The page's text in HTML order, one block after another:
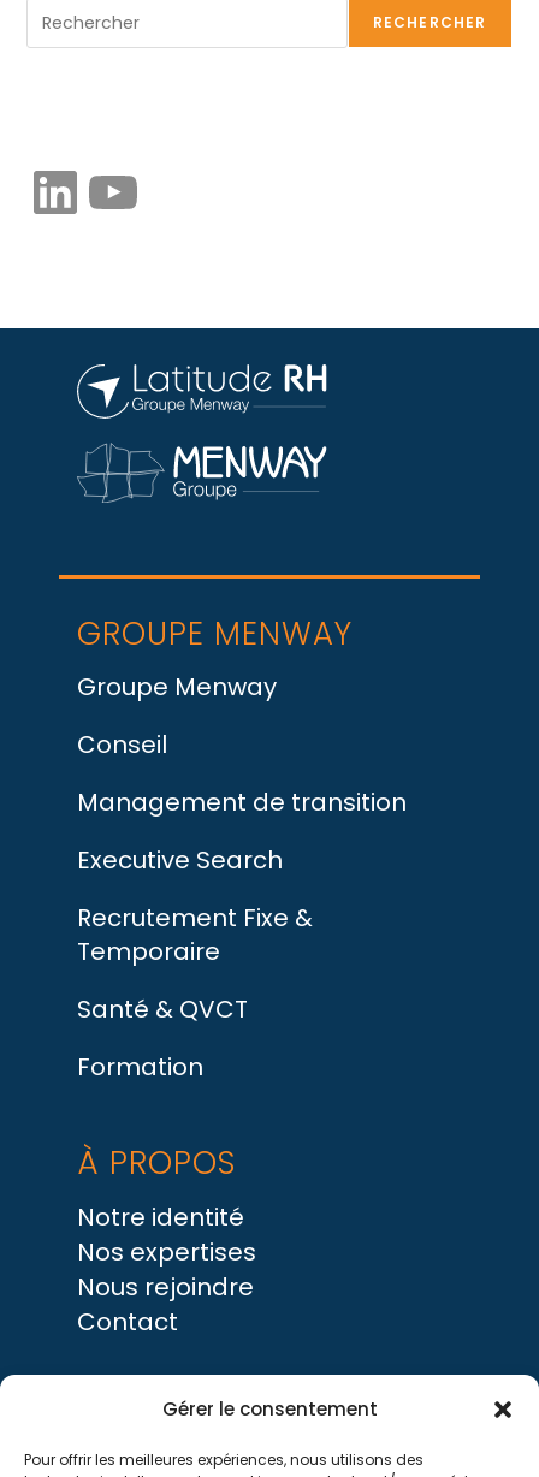
Gérer le consentement
Pour offrir les meilleures expériences, nous utilisons des
RECHERCHER
GROUPE MENWAY
Groupe Menway
Conseil
Management de transition
Executive Search
Recrutement Fixe &
Temporaire
Santé & QVCT
Formation
À PROPOS
Notre identité
Nos expertises
Nous rejoindre
Contact
SUIVRE LATITUDE RH